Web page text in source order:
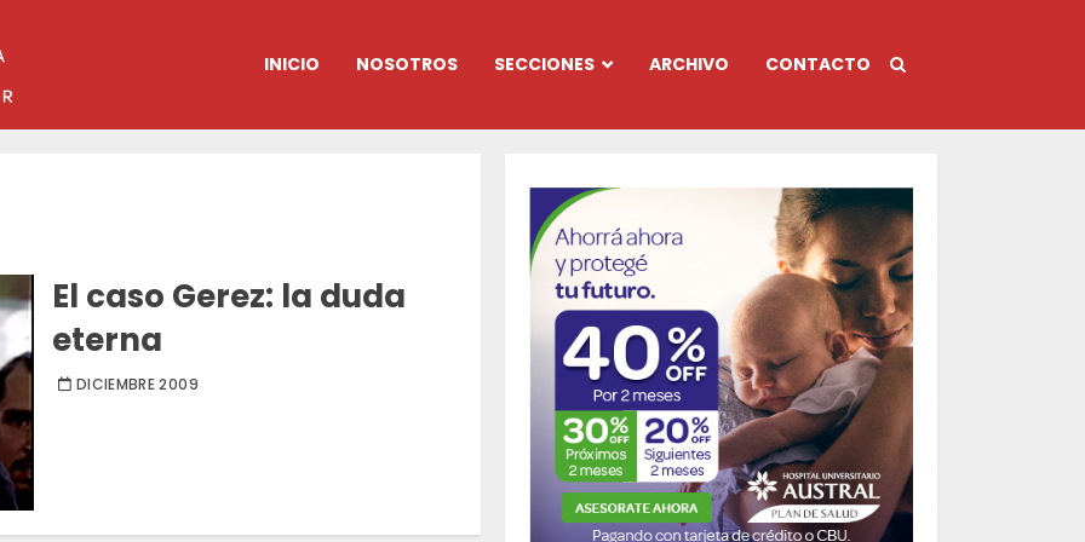
INICIO NOSOTROS SECCIONES ARCHIVO CONTACTO
El caso Gerez: la duda
eterna
DICIEMBRE 2009